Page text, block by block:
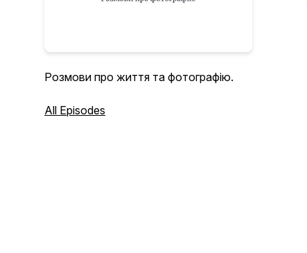
Розмови про життя та фотографію.
All Episodes